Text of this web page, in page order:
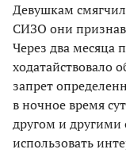
Девушкам
СИЗО они
Через два месяца
ходатайствовало
запрет
в ночное время
другом и другими
использовать